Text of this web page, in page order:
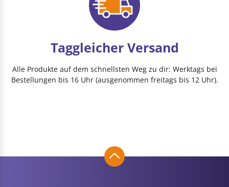
Taggleicher Versand
Alle Produkte auf dem schnellsten Weg zu dir: Werktags bei
Bestellungen bis 16 Uhr (ausgenommen freitags bis 12 Uhr).